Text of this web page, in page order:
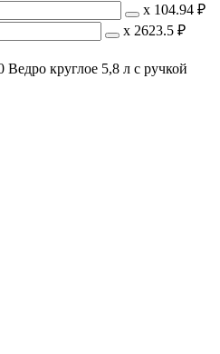
х 104.94 ₽
х 2623.5 ₽
Ведро круглое 5,8 л с ручкой